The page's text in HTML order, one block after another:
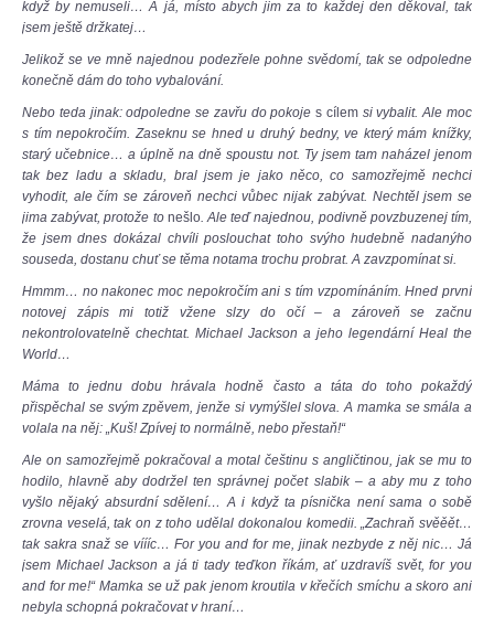
když by nemuseli… A já, místo abych jim za to každej den děkoval, tak
jsem ještě držkatej…
Jelikož se ve mně najednou podezřele pohne svědomí, tak se odpoledne
konečně dám do toho vybalování.
Nebo teda jinak: odpoledne se zavřu do pokojes cílem si vybalit. Ale moc
s tím nepokročím. Zaseknu se hned u druhý bedny, ve který mám knížky,
starý učebnice… a úplně na dně spoustu not. Ty jsem tam naházel jenom
tak bez ladu a skladu, bral jsem je jako něco, co samozřejmě nechci
vyhodit, ale čím se zároveň nechci vůbec nijak zabývat. Nechtěl jsem se
jima zabývat, protože to nešlo. Ale teď najednou, podivně povzbuzenej tím,
že jsem dnes dokázal chvíli poslouchat toho svýho hudebně nadanýho
souseda, dostanu chuť se těma notama trochu probrat. A zavzpomínat si.
Hmmm… no nakonec moc nepokročím ani s tím vzpomínáním. Hned první
notovej zápis mi totiž vžene slzy do očí – a zároveň se začnu
nekontrolovatelně chechtat. Michael Jackson a jeho legendární Heal the
World…
Máma to jednu dobu hrávala hodně často a táta do toho pokaždý
přispěchal se svým zpěvem, jenže si vymýšlel slova. A mamka se smála a
volala na něj: „Kuš! Zpívej to normálně, nebo přestaň!“
Ale on samozřejmě pokračoval a motal češtinu s angličtinou, jak se mu to
hodilo, hlavně aby dodržel ten správnej počet slabik – a aby mu z toho
vyšlo nějaký absurdní sdělení… A i když ta písnička není sama o sobě
zrovna veselá, tak on z toho udělal dokonalou komedii. „Zachraň svěěět…
tak sakra snaž se víííc… For you and for me, jinak nezbyde z něj nic… Já
jsem Michael Jackson a já ti tady teďkon říkám, ať uzdravíš svět, for you
and for me!“ Mamka se už pak jenom kroutila v křečích smíchu a skoro ani
nebyla schopná pokračovat v hraní…